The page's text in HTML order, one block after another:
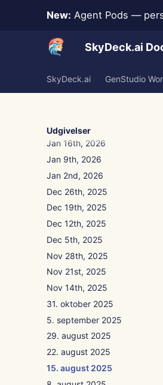
New: Agent Pods —
SkyDeck.ai
SkyDeck.ai GenStudio
Udgivelser
Jan 23rd, 2026
Jan 16th, 2026
Jan 9th, 2026
Jan 2nd, 2026
Dec 26th, 2025
Dec 19th, 2025
Dec 12th, 2025
Dec 5th, 2025
Nov 28th, 2025
Nov 21st, 2025
Nov 14th, 2025
31. oktober 2025
5. september 2025
29. august 2025
22. august 2025
15. august 2025